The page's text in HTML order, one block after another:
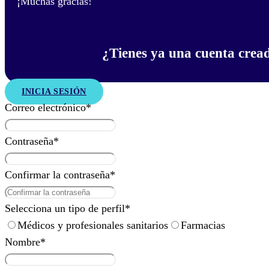
¿Tienes ya una cuenta
INICIA SESIÓN
Correo electrónico*
Contraseña*
Confirmar la contraseña*
Selecciona un tipo de perfil*
Médicos y profesionales sanitarios
Farmacias
Nombre*